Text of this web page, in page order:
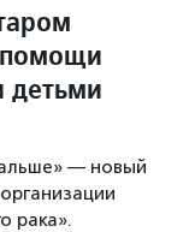
помощи
детьми
— новый
рака».